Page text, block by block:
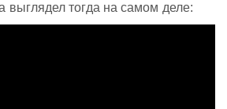
выглядел тогда на самом деле: